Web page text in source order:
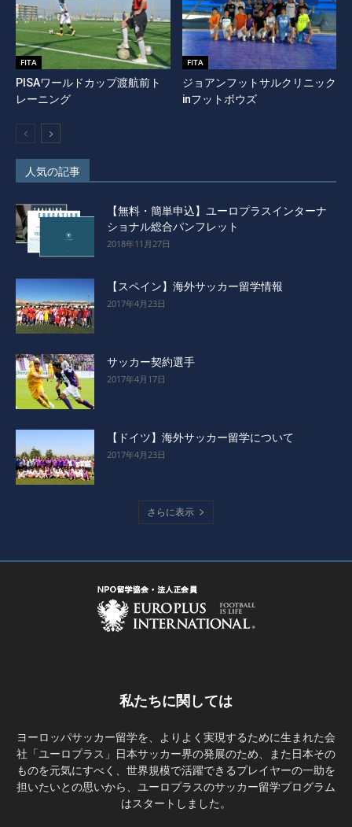
FITA
PISAワールドカップ渡航前ト
レーニング
FITA
ジョアンフットサルクリニック
inフットボウズ
人気の記事
【無料・簡単申込】ユーロプラスインターナ
ショナル総合パンフレット
2018年11月27日
【スペイン】海外サッカー留学情報
2017年4月23日
サッカー契約選手
2017年4月17日
【ドイツ】海外サッカー留学について
2017年4月23日
さらに表示
私たちに関しては
ヨーロッパサッカー留学を、よりよく実現するために生まれた会
社「ユーロプラス」日本サッカー界の発展のため、また日本その
ものを元気にすべく、世界規模で活躍できるプレイヤーの一助を
担いたいとの思いから、ユーロプラスのサッカー留学プログラム
はスタートしました。